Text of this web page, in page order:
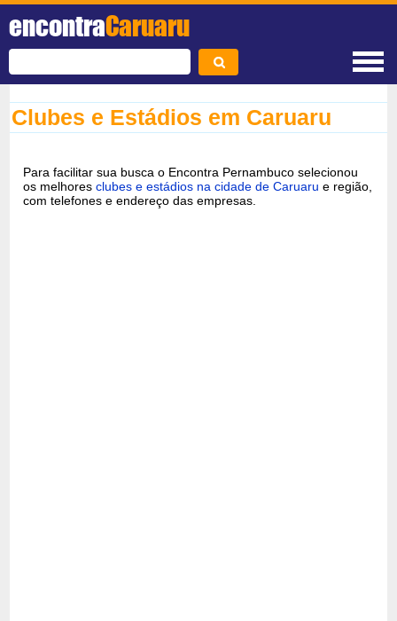
encontraCaruaru
Clubes e Estádios em Caruaru
Para facilitar sua busca o Encontra Pernambuco selecionou
os melhoresclubes e estádios na cidade de Caruaru e região,
com telefones e endereço das empresas.